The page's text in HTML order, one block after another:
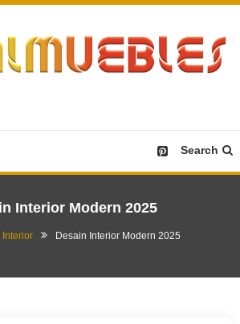
Search
Interior Modern 2025
Interior Desain Interior Modern 2025